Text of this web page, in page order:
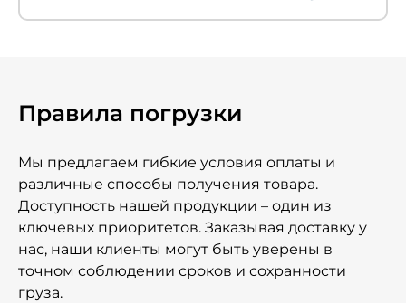
Правила погрузки
Мы предлагаем гибкие условия оплаты и
различные способы получения товара.
Доступность нашей продукции – один из
ключевых приоритетов. Заказывая доставку у
нас, наши клиенты могут быть уверены в
точном соблюдении сроков и сохранности
груза.